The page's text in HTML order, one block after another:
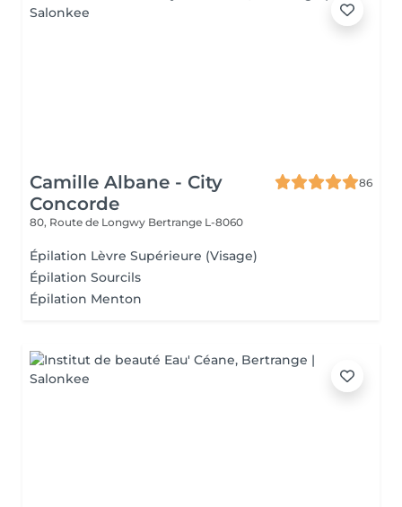
Camille Albane - City
Concorde
86
80, Route de Longwy Bertrange L-8060
Épilation Lèvre Supérieure (Visage)
Épilation Sourcils
Épilation Menton